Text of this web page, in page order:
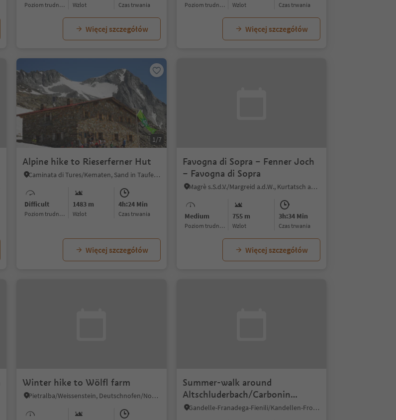
Poziom trudności Wzlot czas trwania
Więcej szczegółów
Poziom trudności Wzlot czas trwania
Więcej szczegółów
1/7
Alpine hike to Rieserferner Hut
Caminata di Tures/Kematen, Sand in Taufers/Campo Tures, Ahrntal/Valle Aurina
Difficult
Poziom trudności
1483 m
Wzlot
4h:24 Min
czas trwania
Więcej szczegółów
Favogna di Sopra – Fenner Joch
– Favogna di Sopra
Magrè s.S.d.V./Margreid a.d.W., Kurtatsch an der Weinstraße/Cortaccia sulla Strada del Vino, Alto Adige Wine Road
Medium
Poziom trudności
755 m
Wzlot
3h:34 Min
czas trwania
Więcej szczegółów
Winter hike to Wölfl farm
Pietralba/Weissenstein, Deutschnofen/Nova Ponente, Dolomites Region Eggental
Summer-walk around
Altschluderbach/Carbonin
Vecchia
Gandelle-Franadega-Fienili/Kandellen-Frondeigen-Stadlern, Toblach/Dobbiaco, Dolomites Region 3 Zinnen